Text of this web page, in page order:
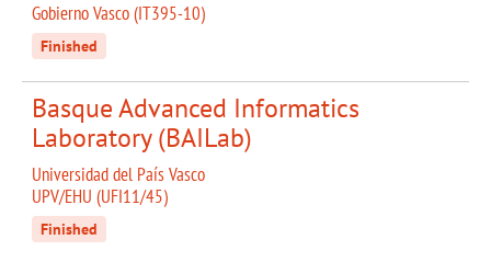
Gobierno Vasco (IT395-10)
Finished
Basque Advanced Informatics
Laboratory (BAILab)
Universidad del País Vasco
UPV/EHU (UFI11/45)
Finished